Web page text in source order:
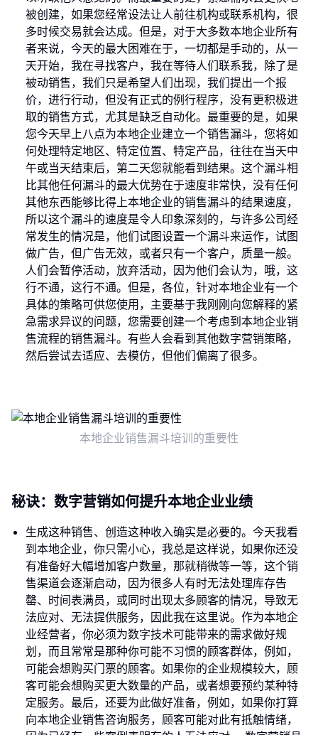
被创建，如果您经常设法让人前往机构或联系机构，很
多时候交易就会达成。但是，对于大多数本地企业所有
者来说，今天的最大困难在于，一切都是手动的，从一
天开始，我在寻找客户，我在等待人们联系我，除了是
被动销售，我们只是希望人们出现，我们提出一个报
价，进行行动，但没有正式的例行程序，没有更积极进
取的销售方式，尤其是缺乏自动化。最重要的是，如果
您今天早上八点为本地企业建立一个销售漏斗，您将如
何处理特定地区、特定位置、特定产品，往往在当天中
午或当天结束后，第二天您就能看到结果。这个漏斗相
比其他任何漏斗的最大优势在于速度非常快，没有任何
其他东西能够比得上本地企业的销售漏斗的结果速度，
所以这个漏斗的速度是令人印象深刻的，与许多公司经
常发生的情况是，他们试图设置一个漏斗来运作，试图
做广告，但广告无效，或者只有一个客户，质量一般。
人们会暂停活动，放弃活动，因为他们会认为，哦，这
行不通，这行不通。但是，各位，针对本地企业有一个
具体的策略可供您使用，主要基于我刚刚向您解释的紧
急需求异议的问题，您需要创建一个考虑到本地企业销
售流程的销售漏斗。有些人会看到其他数字营销策略，
然后尝试去适应、去模仿，但他们偏离了很多。
本地企业销售漏斗培训的重要性
秘诀：数字营销如何提升本地企业业绩
生成这种销售、创造这种收入确实是必要的。今天我看
到本地企业，你只需小心，我总是这样说，如果你还没
有准备好大幅增加客户数量，那就稍微等一等，这个销
售渠道会逐渐启动，因为很多人有时无法处理库存告
罄、时间表满员，或同时出现太多顾客的情况，导致无
法应对、无法提供服务，因此我在这里说。作为本地企
业经营者，你必须为数字技术可能带来的需求做好规
划，而且常常是那种你可能不习惯的顾客群体，例如，
可能会想购买门票的顾客。如果你的企业规模较大，顾
客可能会想购买更大数量的产品，或者想要预约某种特
定服务。最后，还要为此做好准备，例如，如果你打算
向本地企业销售咨询服务，顾客可能对此有抵触情绪，